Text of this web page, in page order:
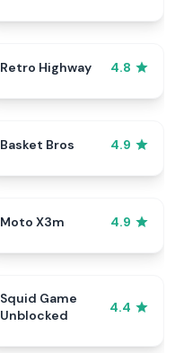
Retro Highway 4.8
Basket Bros 4.9
Moto X3m 4.9
Squid Game
Unblocked
4.4